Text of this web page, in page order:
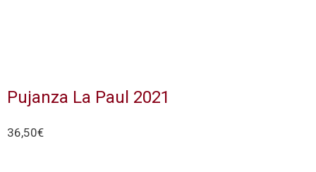
Pujanza La Paul 2021
36,50€